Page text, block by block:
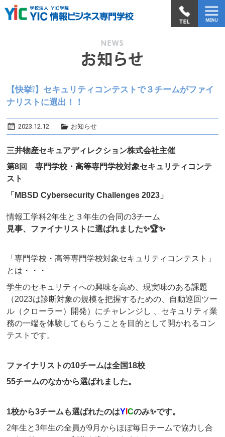
【快挙❕】セキュリティコンテストで３チームがファイ
ナリストに選出！！
2023.12.12 お知らせ
三井物産セキュアディレクション株式会社主催
第8回 専門学校・高等専門学校対象セキュリティコンテ
スト
「MBSD Cybersecurity Challenges 2023」
情報工学科2年生と３年生の合同の3チーム
見事、ファイナリストに選ばれました✨🏆✨
「専門学校・高等専門学校対象セキュリティコンテスト」
とは・・・
学生のセキュリティへの興味を高め、現実味のある課題
（2023は診断対象の規模を把握するための、自動巡回ツー
ル（クローラー）開発）にチャレンジし 、セキュリティ業
務の一端を体験してもらうことを目的として開かれるコン
テストです。
ファイナリストの10チームは全国18校
55チームのなかから選ばれました。
1校から3チームも選ばれたのはY ICのみ✨です。
2年生と3年生の全員が9月からほぼ毎日チームで協力し合